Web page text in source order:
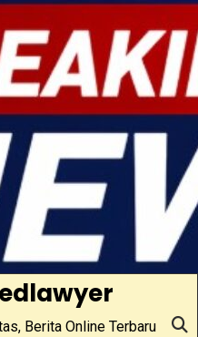
Berita Online Terbaru